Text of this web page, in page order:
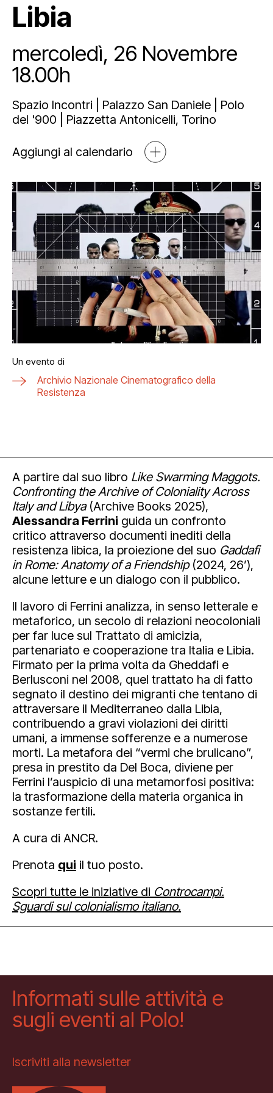
Educational
Esposizioni
Art Bonus
Partnership e sponsorship
Mediahub
Multimedia
Open tools
Blog
Orari e contatti
Newsletter
Libia
mercoledì, 26 Novembre
18.00h
Spazio Incontri | Palazzo San Daniele | Polo
del '900 | Piazzetta Antonicelli, Torino
Aggiungi al calendario
Un evento di
Archivio Nazionale Cinematografico della
Resistenza
A partire dal suo libro Like Swarming Maggots.
Confronting the Archive of Coloniality Across
Italy and Libya(Archive Books 2025),
Alessandra Ferrini guida un confronto
critico attraverso documenti inediti della
resistenza libica, la proiezione del suo Gaddafi
in Rome: Anatomy of a Friendship(2024, 26’),
alcune letture e un dialogo con il pubblico.
Il lavoro di Ferrini analizza, in senso letterale e
metaforico, un secolo di relazioni neocoloniali
per far luce sul Trattato di amicizia,
partenariato e cooperazione tra Italia e Libia.
Firmato per la prima volta da Gheddafi e
Berlusconi nel 2008, quel trattato ha di fatto
segnato il destino dei migranti che tentano di
attraversare il Mediterraneo dalla Libia,
contribuendo a gravi violazioni dei diritti
umani, a immense sofferenze e a numerose
morti. La metafora dei “vermi che brulicano”,
presa in prestito da Del Boca, diviene per
Ferrini l’auspicio di una metamorfosi positiva:
la trasformazione della materia organica in
sostanze fertili.
A cura di ANCR.
Prenota qui il tuo posto.
Scopri tutte le iniziative di Controcampi.
Sguardi sul colonialismo italiano.
Informati sulle attività e
sugli eventi al Polo!
Iscriviti alla newsletter